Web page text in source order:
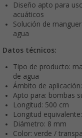
Diseño apto para
acuáticos
Solución de
agua
Datos técnicos:
Tipo de producto:
de agua
Ámbito de
Apto para: bombas
Longitud: 500 cm
Longitud
Diámetro: 8 mm
Color: verde /